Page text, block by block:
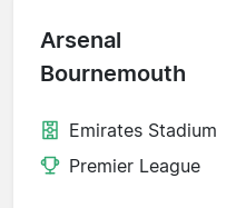
Arsenal
Bournemouth
Emirates Stadium
Premier League